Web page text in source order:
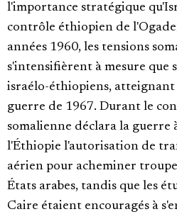
l'importance stratégique
contrôle éthiopien de
années 1960, les tensions
s'intensifièrent à mesure que
israélo-éthiopiens, atteignant
guerre de 1967. Durant le
somalienne déclara la guerre
l'Éthiopie l'autorisation de
aérien pour acheminer
États arabes, tandis que les
Caire étaient encouragés à